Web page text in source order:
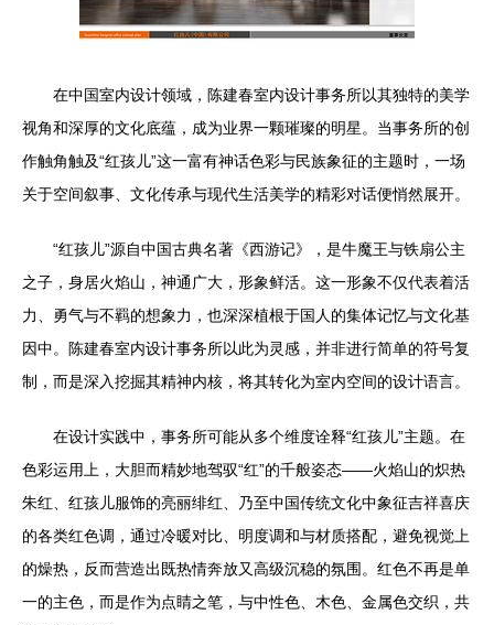
在中国室内设计领域，陈建春室内设计事务所以其独特的美学
视角和深厚的文化底蕴，成为业界一颗璀璨的明星。当事务所的创
作触角触及“红孩儿”这一富有神话色彩与民族象征的主题时，一场
关于空间叙事、文化传承与现代生活美学的精彩对话便悄然展开。
“红孩儿”源自中国古典名著《西游记》，是牛魔王与铁扇公主
之子，身居火焰山，神通广大，形象鲜活。这一形象不仅代表着活
力、勇气与不羁的想象力，也深深植根于国人的集体记忆与文化基
因中。陈建春室内设计事务所以此为灵感，并非进行简单的符号复
制，而是深入挖掘其精神内核，将其转化为室内空间的设计语言。
在设计实践中，事务所可能从多个维度诠释“红孩儿”主题。在
色彩运用上，大胆而精妙地驾驭“红”的千般姿态——火焰山的炽热
朱红、红孩儿服饰的亮丽绯红、乃至中国传统文化中象征吉祥喜庆
的各类红色调，通过冷暖对比、明度调和与材质搭配，避免视觉上
的燥热，反而营造出既热情奔放又高级沉稳的氛围。红色不再是单
一的主色，而是作为点睛之笔，与中性色、木色、金属色交织，共